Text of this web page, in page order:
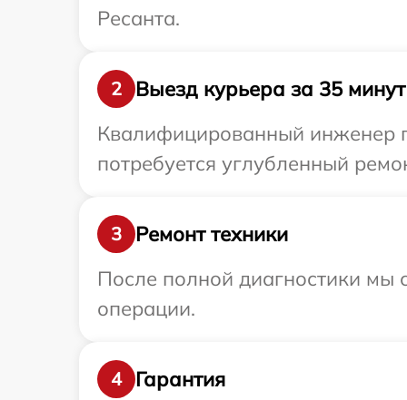
Ресанта.
2
Выезд курьера за 35 минут
Квалифицированный инженер
потребуется углубленный
3
Ремонт техники
После полной диагностики мы
операции.
4
Гарантия